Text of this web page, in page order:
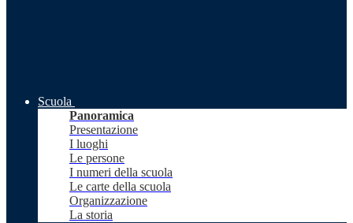
Scuola
Panoramica
Presentazione
I luoghi
Le persone
I numeri della scuola
Le carte della scuola
Organizzazione
La storia